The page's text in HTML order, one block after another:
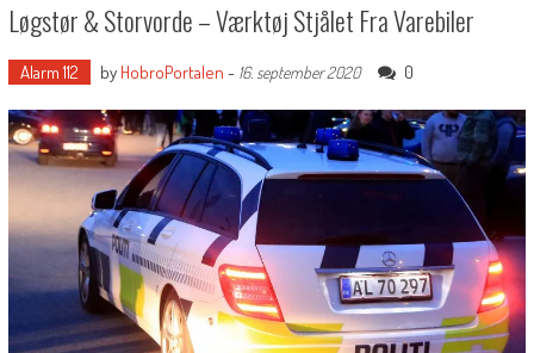
Løgstør & Storvorde – Værktøj Stjålet Fra Varebiler
Alarm 112 by HobroPortalen - 16. september 2020 0